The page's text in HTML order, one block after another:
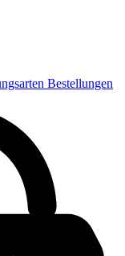
Bestellungen